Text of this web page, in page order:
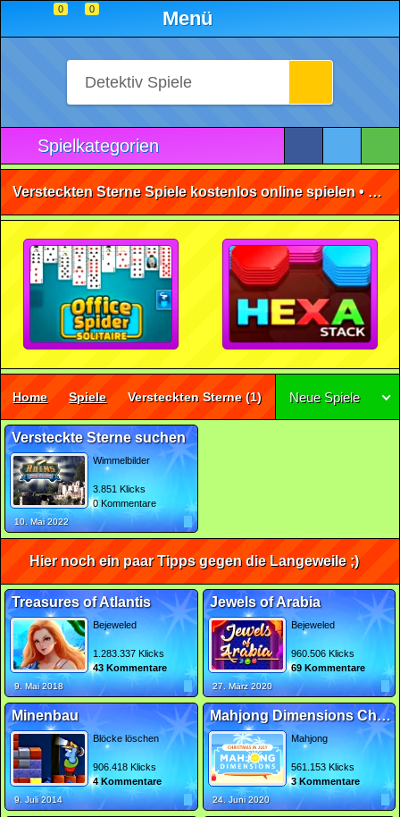
0 0 Menü
Spielkategorien
Versteckten Sterne Spiele kostenlos online spielen • ohne Anmeldung 🕹️
Home Spiele Versteckten Sterne(1) Neue Spiele
Versteckte Sterne suchen
Wimmelbilder
3.851 Klicks
0 Kommentare
10. Mai 2022
Hier noch ein paar Tipps gegen die Langeweile ;)
Treasures of Atlantis
Bejeweled
1.283.337 Klicks
43 Kommentare
9. Mai 2018
Jewels of Arabia
Bejeweled
960.506 Klicks
69 Kommentare
27. März 2020
Minenbau
Blöcke löschen
906.418 Klicks
4 Kommentare
9. Juli 2014
Mahjong Dimensions Christmas in July
Mahjong
561.153 Klicks
3 Kommentare
24. Juni 2020